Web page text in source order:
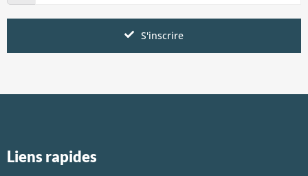
S'inscrire
Liens rapides